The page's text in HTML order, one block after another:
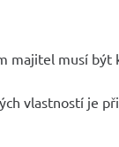
majitel musí být
vlastností je